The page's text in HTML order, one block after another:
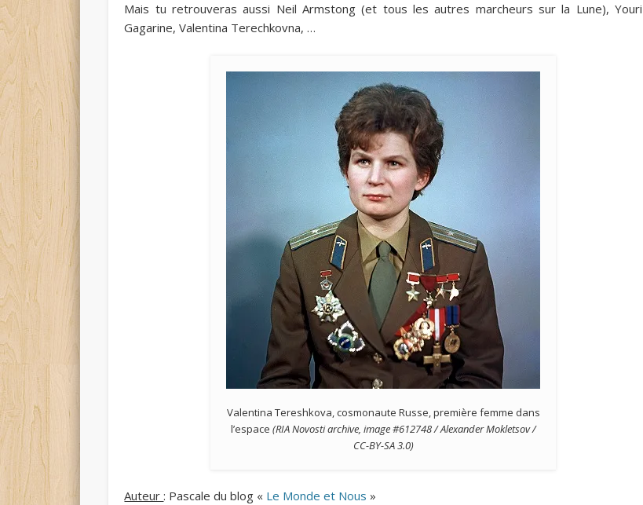
Mais tu retrouveras aussi Neil Armstong (et tous les autres marcheurs sur la Lune), Youri
Gagarine, Valentina Terechkovna, …
Valentina Tereshkova, cosmonaute Russe, première femme dans
l’espace (RIA Novosti archive, image #612748 / Alexander Mokletsov /
CC-BY-SA 3.0)
Auteur: Pascale du blog « Le Monde et Nous »